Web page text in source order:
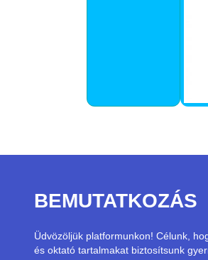
BEMUTATKOZÁS
Üdvözöljük platformunkon! Célunk,
és oktató tartalmakat biztosítsunk